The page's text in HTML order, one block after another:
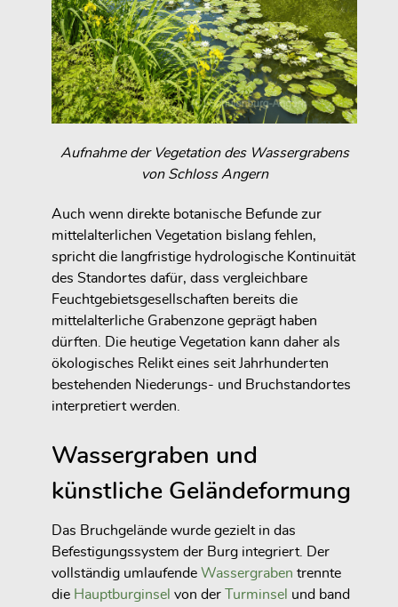
Aufnahme der Vegetation des Wassergrabens
von Schloss Angern
Auch wenn direkte botanische Befunde zur
mittelalterlichen Vegetation bislang fehlen,
spricht die langfristige hydrologische Kontinuität
des Standortes dafür, dass vergleichbare
Feuchtgebietsgesellschaften bereits die
mittelalterliche Grabenzone geprägt haben
dürften. Die heutige Vegetation kann daher als
ökologisches Relikt eines seit Jahrhunderten
bestehenden Niederungs- und Bruchstandortes
interpretiert werden.
Wassergraben und
künstliche Geländeformung
Das Bruchgelände wurde gezielt in das
Befestigungssystem der Burg integriert. Der
vollständig umlaufende Wassergraben trennte
die Hauptburginsel von der Turminsel und band